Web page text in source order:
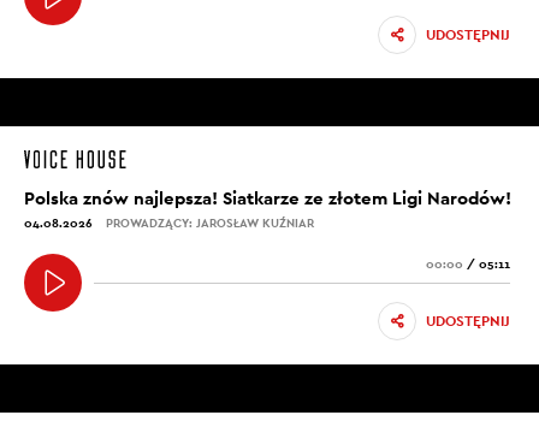
UDOSTĘPNIJ
Polska znów najlepsza! Siatkarze ze złotem Ligi Narodów!
04.08.2026 PROWADZĄCY: JAROSŁAW KUŹNIAR
00:00 / 05:11
UDOSTĘPNIJ